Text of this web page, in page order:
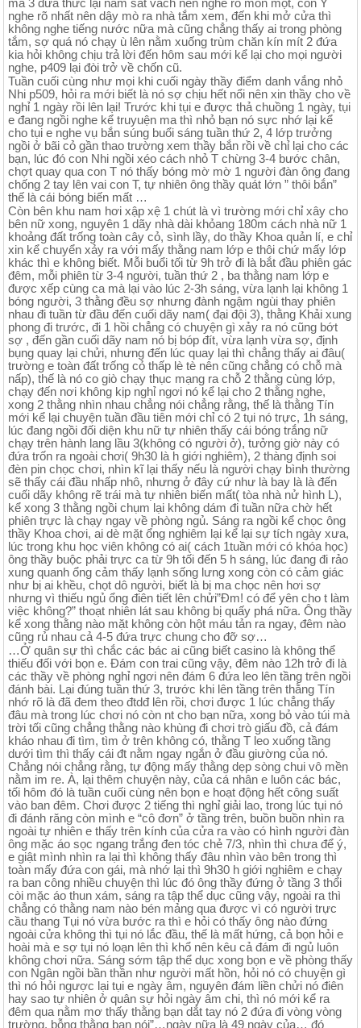
mà 3 đứa thức lại nằm sát vách nên nghe rõ mồn một, con Ý
nghe rõ nhất nên dậy mò ra nhà tắm xem, đến khi mở cửa thì
không nghe tiếng nước nữa mà cũng chẳng thấy ai trong phòng
tắm, sợ quá nó chạy ù lên nằm xuống trùm chăn kín mít 2 đứa
kia hỏi không chịu trả lời đến hôm sau mới kể lại cho mọi người
nghe, p409 lại đòi trở về chốn cũ.
Tuần cuối cùng như mọi khi cuối ngày thầy điểm danh vắng nhỏ
Nhi p509, hỏi ra mới biết là nó sợ chịu hết nổi nên xin thầy cho về
nghỉ 1 ngày rồi lên lại! Trước khi tụi e được thả chuồng 1 ngày, tụi
e đang ngồi nghe kể truyuện ma thì nhỏ bạn nó sực nhớ lại kể
cho tụi e nghe vụ bắn súng buổi sáng tuần thứ 2, 4 lớp trưởng
ngồi ở bãi cỏ gần thao trường xem thầy bắn rồi về chỉ lại cho các
bạn, lúc đó con Nhi ngồi xéo cách nhỏ T chừng 3-4 bước chân,
chợt quay qua con T nó thấy bóng mờ mờ 1 người đàn ông đang
chống 2 tay lên vai con T, tự nhiên ông thầy quát lớn ” thôi bắn”
thế là cái bóng biến mất …
Còn bên khu nam hơi xập xệ 1 chút là vì trường mới chỉ xây cho
bên nữ xong, nguyên 1 dãy nhà dài khỏang 180m cách nhà nữ 1
khoảng đất trống toàn cây cỏ, sình lầy, do thầy Khoa quản lí, e chỉ
xin kể chuyển xảy ra với mấy thằng nam lớp e thôi chứ mấy lớp
khác thì e không biết. Mỗi buổi tối từ 9h trở đi là bắt đầu phiên gác
đêm, mỗi phiên từ 3-4 người, tuần thứ 2 , ba thằng nam lớp e
được xếp cùng ca mà lại vào lúc 2-3h sáng, vừa lạnh lại không 1
bóng người, 3 thằng đều sợ nhưng đành ngậm ngùi thay phiên
nhau đi tuần từ đầu đến cuối dãy nam( đại đội 3), thằng Khải xung
phong đi trước, đi 1 hồi chẳng có chuyện gì xảy ra nó cũng bớt
sợ , đến gần cuối dãy nam nó bị bóp đít, vừa lạnh vừa sợ, định
bụng quay lại chửi, nhưng đến lúc quay lại thì chẳng thấy ai đâu(
trường e toàn đất trống cỏ thấp lè tè nên cũng chẳng có chỗ mà
nấp), thế là nó co giò chạy thục mạng ra chỗ 2 thằng cùng lớp,
chạy đến nơi không kịp nghỉ ngơi nó kể lại cho 2 thằng nghe,
xong 2 thằng nhìn nhau chẳng nói chẳng rằng, thế là thằng Tín
mới kể lại chuyện tuần đầu tiên mới chỉ có 2 tụi nó trực, 1h sáng,
lúc đang ngồi đối diện khu nữ tự nhiên thấy cái bóng trắng nữ
chạy trên hành lang lầu 3(không có người ở), tưởng giờ này có
đứa trốn ra ngoài chơi( 9h30 là h giới nghiêm), 2 thàng định soi
đèn pin chọc chơi, nhìn kĩ lại thấy nếu là người chạy bình thường
sẽ thấy cái đầu nhấp nhô, nhưng ở đây cứ như là bay là là đến
cuối dãy không rẽ trái mà tự nhiên biến mất( tòa nhà nử hình L),
kể xong 3 thằng ngồi chụm lại không dám đi tuần nữa chờ hết
phiên trực là chạy ngay về phòng ngủ. Sáng ra ngồi kể chọc ông
thầy Khoa chơi, ai dè mặt ổng nghiêm lại kể lại sự tích ngày xưa,
lúc trong khu học viên không có ai( cách 1tuần mới có khóa học)
ông thầy buộc phải trực ca từ 9h tối đến 5 h sáng, lúc đang đi rảo
xung quanh ổng cảm thấy lạnh sống lưng xong còn có cảm giác
như bị ai khều, chọt dô người, biết là bị ma chọc nên hơi sợ
nhưng vì thiếu ngủ ổng điên tiết lên chửi”Đm! có để yên cho t làm
việc không?” thoạt nhiên lát sau không bị quấy phá nữa. Ông thầy
kể xong thằng nào mặt không còn hột máu tản ra ngay, đêm nào
cũng rủ nhau cả 4-5 đứa trực chung cho đỡ sợ…
…Ở quân sự thì chắc các bác ai cũng biết casino là không thể
thiếu đối với bọn e. Đám con trai cũng vậy, đêm nào 12h trở đi là
các thầy về phòng nghỉ ngơi nên đám 6 đứa leo lên tầng trên ngồi
đánh bài. Lại đúng tuần thứ 3, trước khi lên tầng trên thằng Tín
nhớ rõ là đã đem theo đtdđ lên rồi, chơi được 1 lúc chẳng thấy
đâu mà trong lúc chơi nó còn nt cho bạn nữa, xong bỏ vào túi mà
trời tối cũng chẳng thằng nào khùng đi chơi trò giấu đồ, cả đám
kháo nhau đi tìm, tìm ở trên không có, thằng T leo xuống tầng
dưới tìm thì thấy cái đt nằm ngay ngắn ở đầu giường của nó.
Chẳng nói chẳng rằng, tự động mấy thằng dẹp sòng chui vô mền
nằm im re. À, lại thêm chuyện này, của cá nhân e luôn các bác,
tối hôm đó là tuần cuối cùng nên bọn e hoạt động hết công suất
vào ban đêm. Chơi được 2 tiếng thì nghỉ giải lao, trong lúc tụi nó
đi đánh răng còn mình e “cô đơn” ở tầng trên, buồn buồn nhìn ra
ngoài tự nhiên e thấy trên kính của cửa ra vào có hình người đàn
ông mặc áo sọc ngang trắng đen tóc chẻ 7/3, nhìn thì chưa để ý,
e giật mình nhìn ra lại thì không thấy đâu nhìn vào bên trong thì
toàn mấy đứa con gái, mà nhớ lại thì 9h30 h giới nghiêm e chạy
ra ban công nhiều chuyện thì lúc đó ông thầy đứng ở tầng 3 thổi
còi mặc áo thun xám, sáng ra tập thể dục cũng vậy, ngoài ra thì
chẳng có thằng nam nào bén mảng qua được vì có người trực
cầu thang Tụi nó vừa bước ra thì e hỏi có thấy ông nào đứng
ngoài cửa không thì tụi nó lắc đầu, thế là mất hứng, cả bọn hỏi e
hoài mà e sợ tụi nó loạn lên thì khổ nên kêu cả đám đi ngủ luôn
không chơi nữa. Sáng sớm tập thể dục xong bọn e về phòng thấy
con Ngân ngồi bần thần như người mất hồn, hỏi nó có chuyện gì
thì nó hỏi ngược lại tụi e ngày âm, nguyên đám liền chửi nó điên
hay sao tự nhiên ở quân sự hỏi ngày âm chi, thì nó mới kể ra
đêm qua nằm mơ thấy thằng bạn dắt tay nó 2 đứa đi vòng vòng
trường, bỗng thằng bạn nói”…ngày nữa là 49 ngày của… đó